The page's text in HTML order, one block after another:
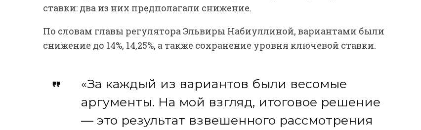
ставки: два из них предполагали снижение.
По словам главы регулятора Эльвиры Набиуллиной, вариантами были
снижение до 14%, 14,25%, а также сохранение уровня ключевой ставки.
«За каждый из вариантов были весомые
аргументы. На мой взгляд, итоговое решение
— это результат взвешенного рассмотрения